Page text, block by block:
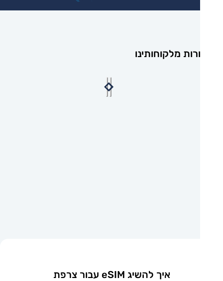
מלקוחותינו
איך להשיג eSIM עבור צרפת